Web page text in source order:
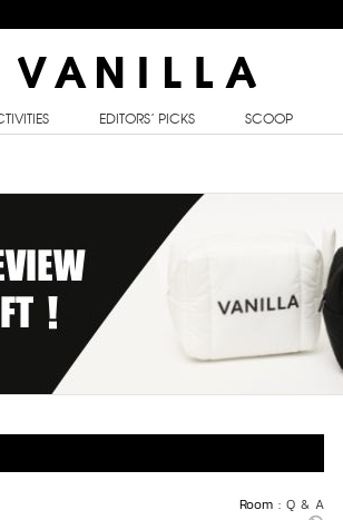
EDITORS’ PICKS SCOOP
Room : Q & A